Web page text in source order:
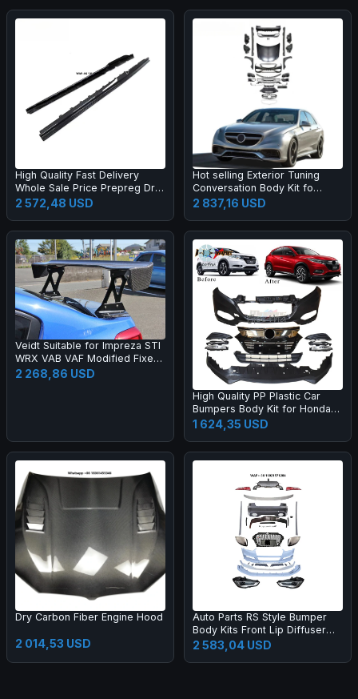
High Quality Fast Delivery
Whole Sale Price Prepreg Dry
Carbon Fiber Performance
Side Skirts for R8 2019-2023
2 572,48 USD
Hot selling Exterior Tuning
Conversation Body Kit fo
2009-2012 Auto Parts Car
2 837,16 USD
Veidt Suitable for Impreza STI
WRX VAB VAF Modified Fixed
Wing EUR Model Carbon Fiber
GT Large Spoiler
2 268,86 USD
High Quality PP Plastic Car
Bumpers Body Kit for Honda
2015 HRV Vezel Upgrade 20
1 624,35 USD
Dry Carbon Fiber Engine Hood
2 014,53 USD
Auto Parts RS Style Bumper
Body Kits Front Lip Diffuser
Side Skirts Headlights
Taillights Bumper Body Kit for
2 583,04 USD